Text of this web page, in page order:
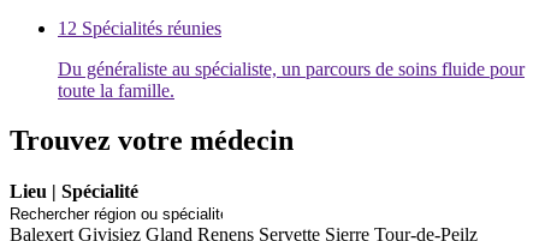
12 Spécialités réunies
Du généraliste au spécialiste, un parcours de soins fluide pour
toute la famille.
Trouvez votre médecin
Lieu | Spécialité
Balexert Givisiez Gland Renens Servette Sierre Tour-de-Peilz